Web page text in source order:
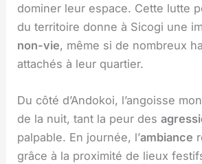
dominer leur espace. Cette lutte
du territoire donne à Sicogi une
non-vie, même si de nombreux
attachés à leur quartier.
Du côté d’Andokoi, l’angoisse
de la nuit, tant la peur des
palpable. En journée, l’ambiance
grâce à la proximité de lieux